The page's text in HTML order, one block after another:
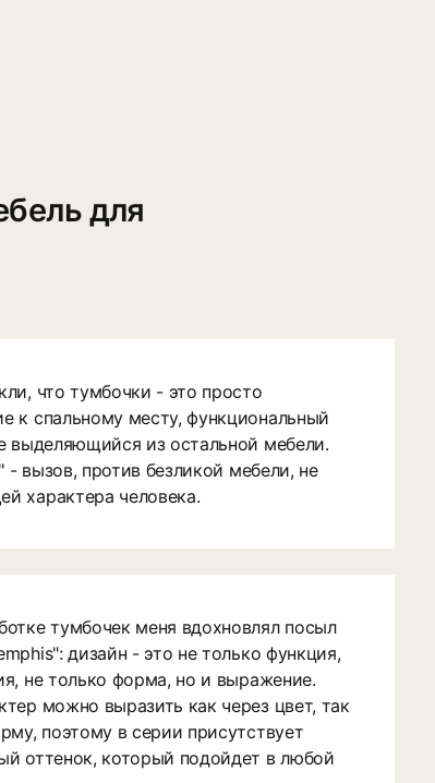
для
что тумбочки - это просто
к спальному месту, функциональный
выделяющийся из остальной мебели.
- вызов, против безликой мебели, не
характера человека.
тумбочек меня вдохновлял посыл
дизайн - это не только функция,
не только форма, но и выражение.
можно выразить как через цвет, так
поэтому в серии присутствует
оттенок, который подойдет в любой